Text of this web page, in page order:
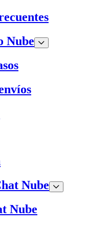
Nube
Nube
Nube